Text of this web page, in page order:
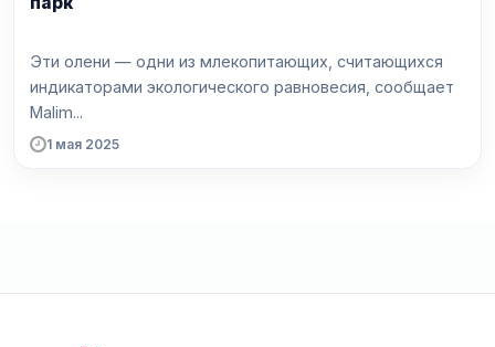
Эти олени — одни из млекопитающих, считающихся
индикаторами экологического равновесия, сообщает
Malim...
1 мая 2025